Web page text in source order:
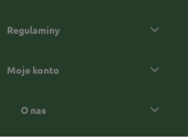
Regulaminy
Moje konto
O nas